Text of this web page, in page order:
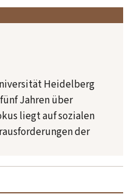
Heidelberg
Jahren über
liegt auf sozialen
der